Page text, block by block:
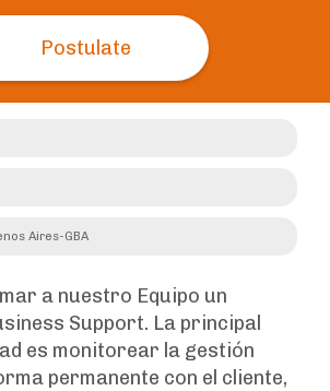
Postulate
Aires-GBA
a nuestro Equipo un
Support. La principal
es monitorear la gestión
permanente con el cliente,